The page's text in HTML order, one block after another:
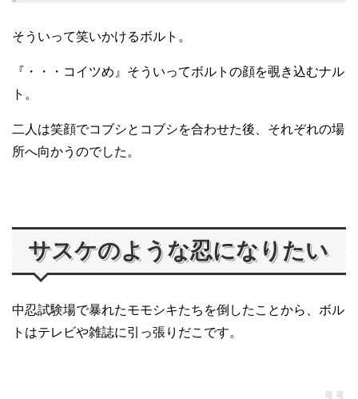
そういって笑いかけるボルト。
『・・・コイツめ』そういってボルトの顔を覗き込むナル
ト。
二人は笑顔でコブシとコブシを合わせた後、それぞれの場
所へ向かうのでした。
サスケのような忍になりたい
中忍試験場で暴れたモモシキたちを倒したことから、ボル
トはテレビや雑誌に引っ張りだこです。